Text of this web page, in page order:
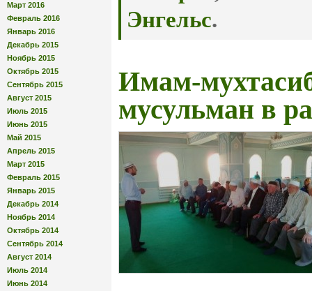
Март 2016
Февраль 2016
Январь 2016
Декабрь 2015
Ноябрь 2015
Октябрь 2015
Сентябрь 2015
Август 2015
Июль 2015
Июнь 2015
Май 2015
Апрель 2015
Март 2015
Февраль 2015
Январь 2015
Декабрь 2014
Ноябрь 2014
Октябрь 2014
Сентябрь 2014
Август 2014
Июль 2014
Июнь 2014
Энгельс.
Имам-
мусульман в